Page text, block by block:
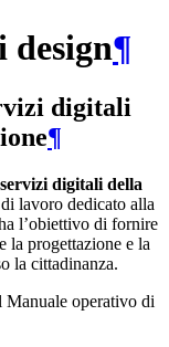
design¶
digitali
¶
digitali della
lavoro dedicato alla
l’obiettivo di fornire
la progettazione e la
la cittadinanza.
Manuale operativo di